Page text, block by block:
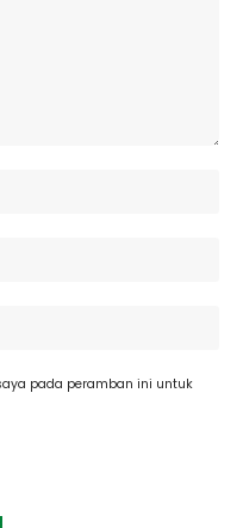
pada peramban ini untuk